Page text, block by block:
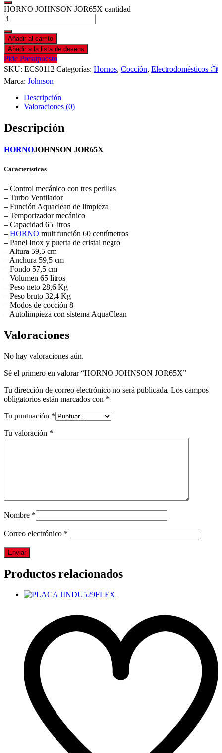
HORNO JOHNSON JOR65X cantidad
Añadir al carrito
Añadir a la lista de deseos
Pide Presupuesto
SKU: ECS0112 Categorías: Hornos, Cocción, Electrodomésticos 📺
Marca: Johnson
Descripción
Valoraciones (0)
Descripción
HORNOJOHNSON JOR65X
Características
– Control mecánico con tres perillas
– Turbo Ventilador
– Función Aquaclean de limpieza
– Temporizador mecánico
– Capacidad 65 litros
– HORNO multifunción 60 centímetros
– Panel Inox y puerta de cristal negro
– Altura 59,5 cm
– Anchura 59,5 cm
– Fondo 57,5 cm
– Volumen 65 litros
– Peso neto 28,6 Kg
– Peso bruto 32,4 Kg
– Modos de cocción 8
– Autolimpieza con sistema AquaClean
Valoraciones
No hay valoraciones aún.
Sé el primero en valorar “HORNO JOHNSON JOR65X”
Tu dirección de correo electrónico no será publicada. Los campos
obligatorios están marcados con *
Tu puntuación *
Tu valoración *
Nombre *
Correo electrónico *
Productos relacionados